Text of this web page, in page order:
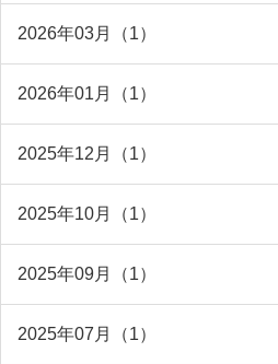
2026年03月（1）
2026年01月（1）
2025年12月（1）
2025年10月（1）
2025年09月（1）
2025年07月（1）